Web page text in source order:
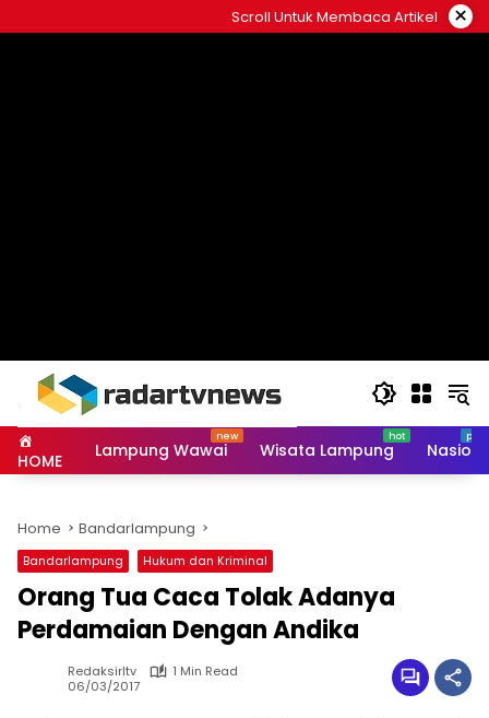
to
Scroll Untuk Membaca Artikel ×
HOME Lampung Wawai Wisata Lampung
Home Bandarlampung
Bandarlampung Hukum dan Kriminal
Orang Tua Caca Tolak Adanya
Perdamaian Dengan Andika
Redaksirltv
1 Min Read
06/03/2017